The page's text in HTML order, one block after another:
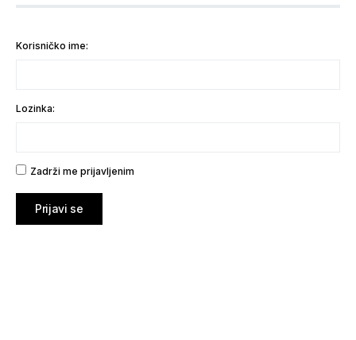
Korisničko ime:
Lozinka:
Zadrži me prijavljenim
Prijavi se